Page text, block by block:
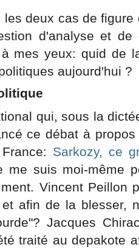
les deux cas de
d'analyse et
mes yeux: quid de
aujourd'hui ?
qui, sous la
ce débat à
Sarkozy, ce
me suis moi-même
Vincent Peillon
afin de la blesser,
Jacques
traité au depakote